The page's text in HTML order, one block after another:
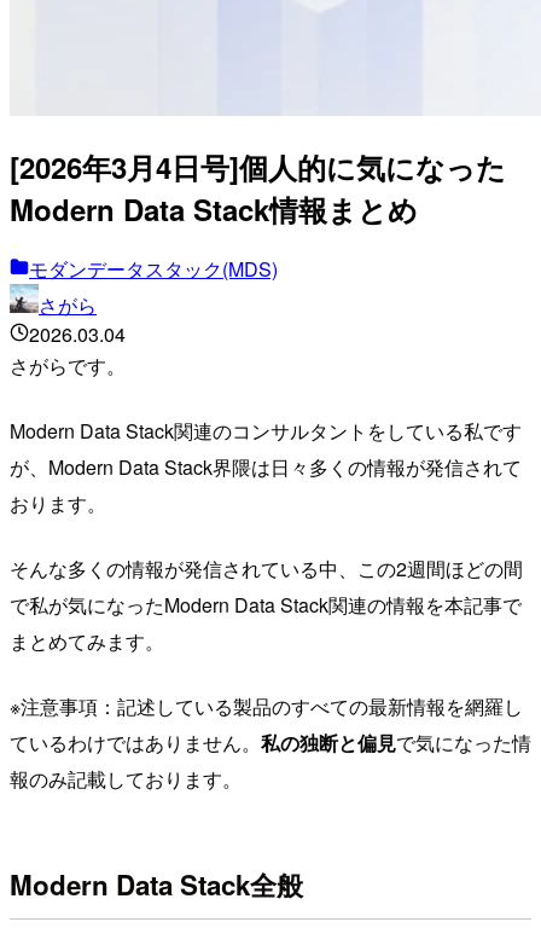
[2026年3月4日号]個人的に気になった
Modern Data Stack情報まとめ
モダンデータスタック(MDS)
さがら
2026.03.04
さがらです。
Modern Data Stack関連のコンサルタントをしている私です
が、Modern Data Stack界隈は日々多くの情報が発信されて
おります。
そんな多くの情報が発信されている中、この2週間ほどの間
で私が気になったModern Data Stack関連の情報を本記事で
まとめてみます。
※注意事項：記述している製品のすべての最新情報を網羅し
ているわけではありません。 私の独断と偏見で気になった情
報のみ記載しております。
Modern Data Stack全般